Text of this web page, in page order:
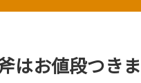
はお値段つき